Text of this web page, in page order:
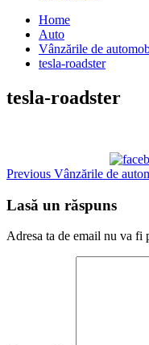
Home
Auto
Vânzările de
tesla-roadster
tesla-roadster
Continue
Reading
Previous Vânzările de
Lasă un răspuns
Adresa ta de email nu va fi